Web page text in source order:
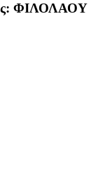
ΦΙΛΟΛΑΟΥ